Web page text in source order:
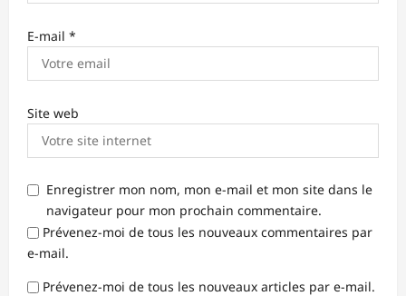
E-mail *
Site web
Enregistrer mon nom, mon e-mail et mon site dans le
navigateur pour mon prochain commentaire.
Prévenez-moi de tous les nouveaux commentaires par
e-mail.
Prévenez-moi de tous les nouveaux articles par e-mail.